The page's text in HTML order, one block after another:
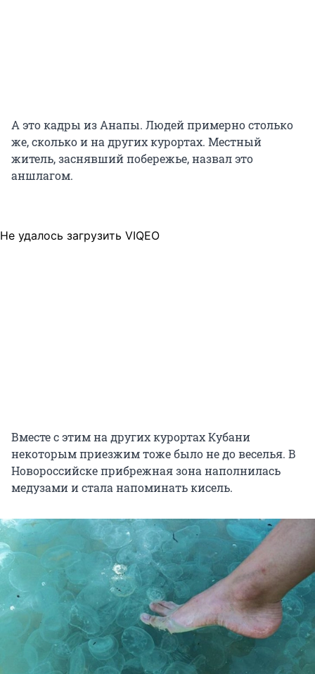
А это кадры из Анапы. Людей примерно столько
же, сколько и на других курортах. Местный
житель, заснявший побережье, назвал это
аншлагом.
Не удалось загрузить VIQEO
Вместе с этим на других курортах Кубани
некоторым приезжим тоже было не до веселья. В
Новороссийске прибрежная зона наполнилась
медузами и стала напоминать кисель.